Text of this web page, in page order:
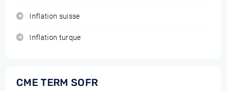
Inflation suisse
Inflation turque
CME TERM SOFR